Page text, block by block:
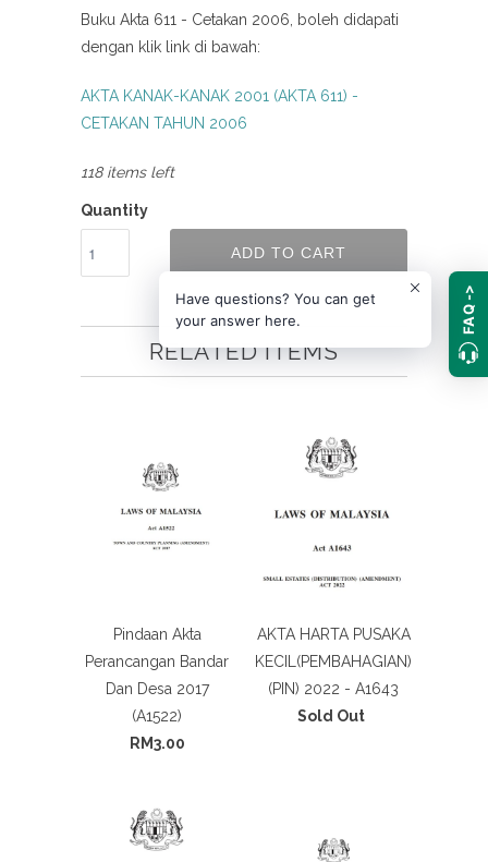
Buku Akta 611 - Cetakan 2006, boleh didapati
dengan klik link di bawah:
AKTA KANAK-KANAK 2001 (AKTA 611) -
CETAKAN TAHUN 2006
118 items left
Quantity
ADD TO CART
RELATED ITEMS
Pindaan Akta
Perancangan Bandar
Dan Desa 2017
(A1522)
RM3.00
AKTA HARTA PUSAKA
KECIL(PEMBAHAGIAN)
(PIN) 2022 - A1643
Sold Out
Have questions? You can get
your answer here.
FAQ ->